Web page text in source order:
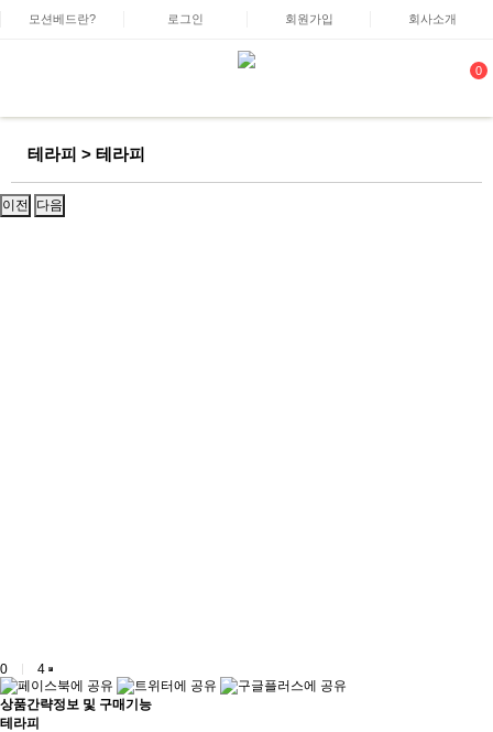
모션베드란? 로그인 회원가입 회사소개
0
테라피 > 테라피
이전 다음
0 4
상품간략정보 및 구매기능
테라피